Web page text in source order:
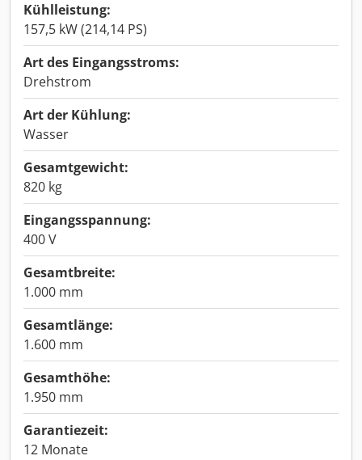
Kühlleistung:
157,5 kW (214,14 PS)
Art des Eingangsstroms:
Drehstrom
Art der Kühlung:
Wasser
Gesamtgewicht:
820 kg
Eingangsspannung:
400 V
Gesamtbreite:
1.000 mm
Gesamtlänge:
1.600 mm
Gesamthöhe:
1.950 mm
Garantiezeit:
12 Monate